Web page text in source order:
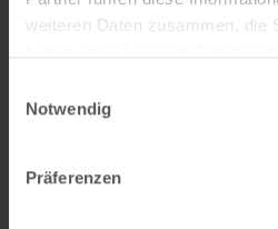
weiteren Daten zusammen, die
Notwendig
Präferenzen
Visual Content Creator (m/w/d) –
Werde Teil von Lemodo360! Als
gestaltest du verkaufsstarke